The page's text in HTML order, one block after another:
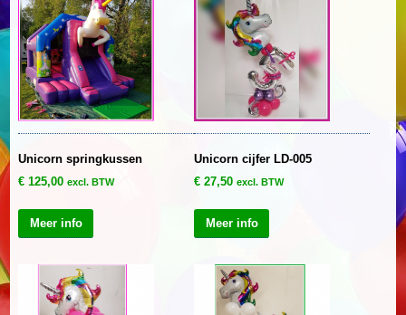
Unicorn springkussen
€125,00 excl. BTW
Meer info
Unicorn cijfer LD-005
€27,50 excl. BTW
Meer info